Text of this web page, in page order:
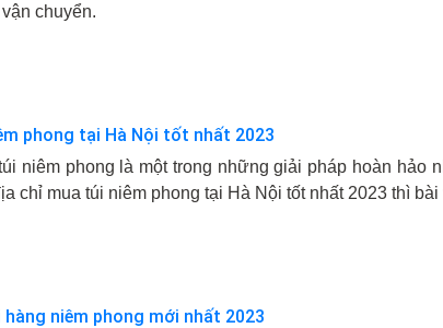
chuyển.
phong tại Hà Nội tốt nhất 2023
niêm phong là một trong những giải pháp hoàn hảo
chỉ mua túi niêm phong tại Hà Nội tốt nhất 2023 thì
niêm phong mới nhất 2023